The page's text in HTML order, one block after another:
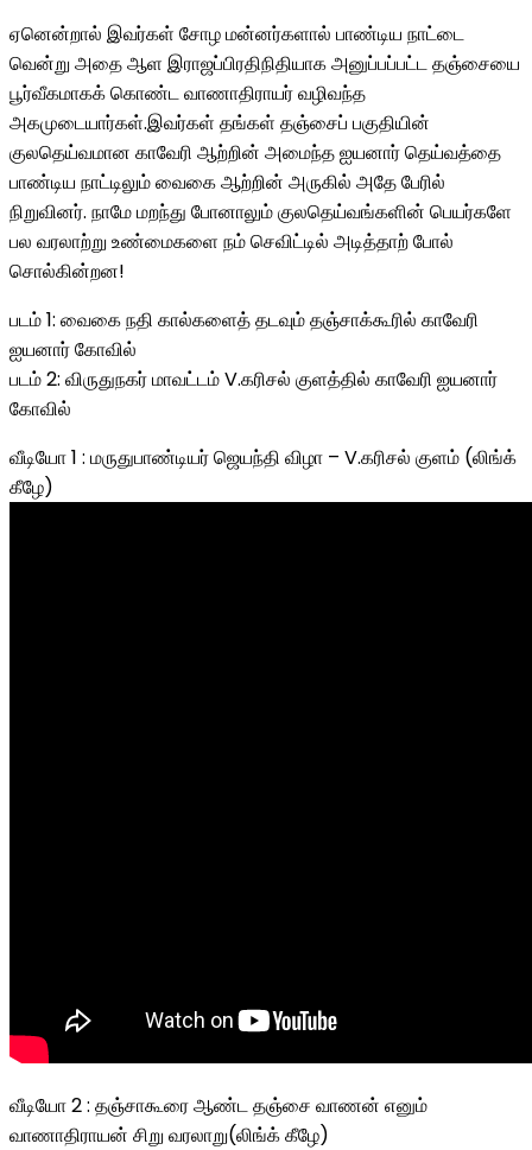
ஏனென்றால் இவர்கள் சோழ மன்னர்களால் பாண்டிய நாட்டை
வென்று அதை ஆள இராஜப்பிரதிநிதியாக அனுப்பப்பட்ட தஞ்சையை
பூர்வீகமாகக் கொண்ட வாணாதிராயர் வழிவந்த
அகமுடையார்கள்.இவர்கள் தங்கள் தஞ்சைப் பகுதியின்
குலதெய்வமான காவேரி ஆற்றின் அமைந்த ஐயனார் தெய்வத்தை
பாண்டிய நாட்டிலும் வைகை ஆற்றின் அருகில் அதே பேரில்
நிறுவினர். நாமே மறந்து போனாலும் குலதெய்வங்களின் பெயர்களே
பல வரலாற்று உண்மைகளை நம் செவிட்டில் அடித்தாற் போல்
சொல்கின்றன!
படம் 1: வைகை நதி கால்களைத் தடவும் தஞ்சாக்கூரில் காவேரி
ஐயனார் கோவில்
படம் 2: விருதுநகர் மாவட்டம் V.கரிசல் குளத்தில் காவேரி ஐயனார்
கோவில்
வீடியோ 1 : மருதுபாண்டியர் ஜெயந்தி விழா – V.கரிசல் குளம் (லிங்க்
கீழே)
வீடியோ 2 : தஞ்சாகூரை ஆண்ட தஞ்சை வாணன் எனும்
வாணாதிராயன் சிறு வரலாறு(லிங்க் கீழே)